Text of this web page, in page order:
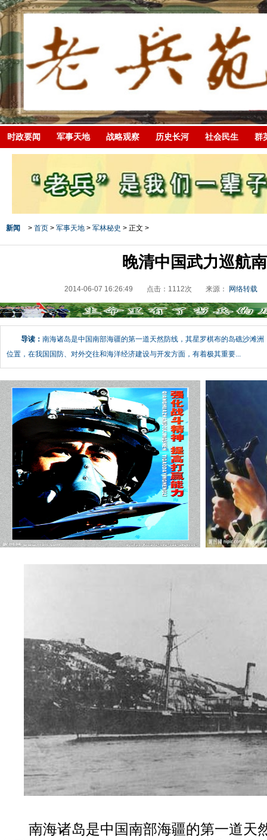
时政要闻 军事天地 战略观察 历史长河 社会民生 群
新闻 > 首页 > 军事天地 > 军林秘史 > 正文 >
晚清中国武力巡航
2014-06-07 16:26:49 点击： 1112次 来源： 网络转载
导读： 南海诸岛是中国南部海疆的第一道天然防线，其星罗棋布的岛礁沙滩
位置，在我国国防、对外交往和海洋经济建设与开发方面，有着极其重要...
南海诸岛是中国南部海疆的第一道天